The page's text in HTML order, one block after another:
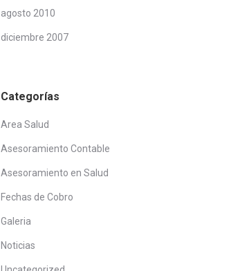
agosto 2010
diciembre 2007
Categorías
Area Salud
Asesoramiento Contable
Asesoramiento en Salud
Fechas de Cobro
Galeria
Noticias